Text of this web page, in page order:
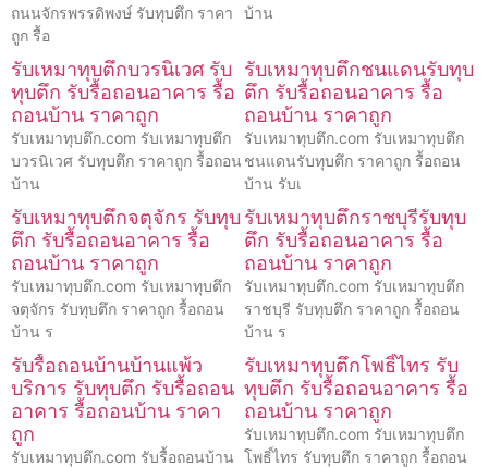
ถนนจักรพรรดิพงษ์ รับทุบตึก ราคา
ถูก รื้อ
บ้าน
รับเหมาทุบตึกบวรนิเวศ รับ
ทุบตึก รับรื้อถอนอาคาร รื้อ
ถอนบ้าน ราคาถูก
รับเหมาทุบตึก.com รับเหมาทุบตึก
บวรนิเวศ รับทุบตึก ราคาถูก รื้อถอน
บ้าน
รับเหมาทุบตึกชนแดนรับทุบ
ตึก รับรื้อถอนอาคาร รื้อ
ถอนบ้าน ราคาถูก
รับเหมาทุบตึก.com รับเหมาทุบตึก
ชนแดนรับทุบตึก ราคาถูก รื้อถอน
บ้าน รับเ
รับเหมาทุบตึกจตุจักร รับทุบ
ตึก รับรื้อถอนอาคาร รื้อ
ถอนบ้าน ราคาถูก
รับเหมาทุบตึก.com รับเหมาทุบตึก
จตุจักร รับทุบตึก ราคาถูก รื้อถอน
บ้าน ร
รับเหมาทุบตึกราชบุรีรับทุบ
ตึก รับรื้อถอนอาคาร รื้อ
ถอนบ้าน ราคาถูก
รับเหมาทุบตึก.com รับเหมาทุบตึก
ราชบุรี รับทุบตึก ราคาถูก รื้อถอน
บ้าน ร
รับรื้อถอนบ้านบ้านแพ้ว
บริการ รับทุบตึก รับรื้อถอน
อาคาร รื้อถอนบ้าน ราคา
ถูก
รับเหมาทุบตึก.com รับรื้อถอนบ้าน
รับเหมาทุบตึกโพธิ์ไทร รับ
ทุบตึก รับรื้อถอนอาคาร รื้อ
ถอนบ้าน ราคาถูก
รับเหมาทุบตึก.com รับเหมาทุบตึก
โพธิ์ไทร รับทุบตึก ราคาถูก รื้อถอน